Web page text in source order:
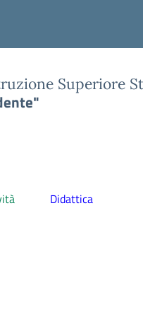
Superiore
Didattica